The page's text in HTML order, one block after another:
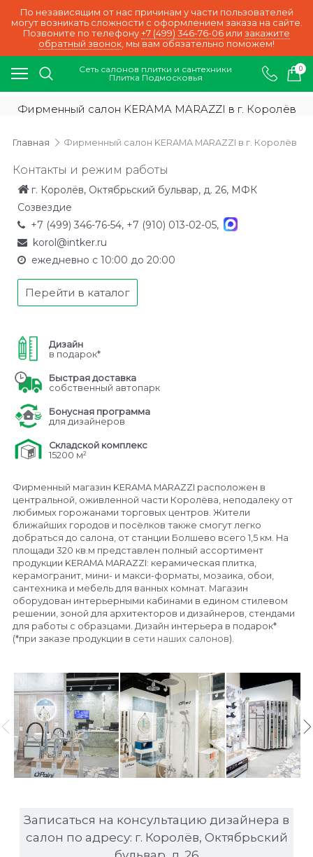
По независящим от нас причинам у части пользователей
могут возникать сложности с оформлением заказа на сайте.
Позвоните по телефону +7 (499) 346-76-06 или закажите
обратный звонок, мы вам обязательно поможем!
Сеть салонов плитки и сантехники
Плитка Подмосковья
0
Фирменный салон KERAMA MARAZZI в г. Королёв
Главная Фирменный салон KERAMA MARAZZI в г. Королёв
Контакты и режим работы
г. Королёв, Октябрьский бульвар, д. 26, МФК
Созвездие
+7 (499) 346-76-54, +7 (910) 013-02-05,
korol@intker.ru
ежедневно с 10:00 до 20:00
Перейти в каталог
Дизайн
в подарок*
Быстрая доставка
собственный автопарк
Бонусная программа
для дизайнеров
Складской комплекс
15200 м²
Фирменный магазин KERAMA MARAZZI расположен в
центральной, оживленной части Королёва, неподалеку от
любимых горожанами торговых центров. Жители
ближайших городов и посёлков также смогут легко
добраться до салона, от станции Болшево всего 1,5 км. На
площади 320 кв.м представлен полный ассортимент
продукции KERAMA MARAZZI: керамическая плитка,
керамогранит, мини- и макси-форматы, мозаика, обои,
сантехника и мебель для ванных комнат. Магазин
оборудован интерьерными кабинами в едином стилевом
решении, зоной для архитекторов и дизайнеров, стендами
для работы с образцами. Дизайн интерьера в подарок*
(*при заказе продукции в сети наших салонов).
Записаться на консультацию дизайнера в
салон по адресу: г. Королёв, Октябрьский